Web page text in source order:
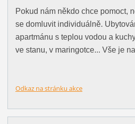
Pokud nám někdo chce pomoct,
se domluvit individuálně.
apartmánu s teplou vodou a
ve stanu, v maringotce... Vše je
Odkaz na stránku akce